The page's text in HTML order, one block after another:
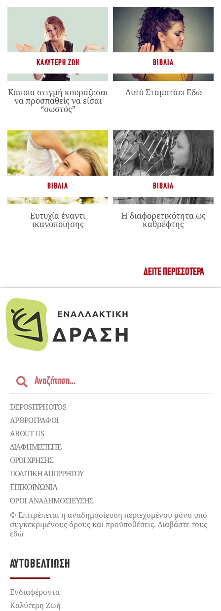
ΚΑΛΎΤΕΡΗ ΖΩΉ
Κάποια στιγμή κουράζεσαι
να προσπαθείς να είσαι
“σωστός”
ΒΙΒΛΊΑ
Αυτό Σταματάει Εδώ
ΒΙΒΛΊΑ
Ευτυχία έναντι
ικανοποίησης
ΒΙΒΛΊΑ
Η διαφορετικότητα ως
καθρέφτης
ΔΕΊΤΕ ΠΕΡΙΣΣΌΤΕΡΑ
DEPOSITPHOTOS
ΑΡΘΡΟΓΡΑΦΟΙ
ABOUT US
ΔΙΑΦΗΜΙΣΤΕΊΤΕ
ΌΡΟΙ ΧΡΉΣΗΣ
ΠΟΛΙΤΙΚΉ ΑΠΟΡΡΉΤΟΥ
ΕΠΙΚΟΙΝΩΝΊΑ
ΌΡΟΙ ΑΝΑΔΗΜΟΣΙΕΥΣΗΣ
© Επιτρέπεται η αναδημοσίευση περιεχομένου μόνο υπό
συγκεκριμένους όρους και προϋποθέσεις. Διαβάστε τους
εδώ
ΑΥΤΟΒΕΛΤΊΩΣΗ
Ενδιαφέροντα
Καλύτερη Ζωή